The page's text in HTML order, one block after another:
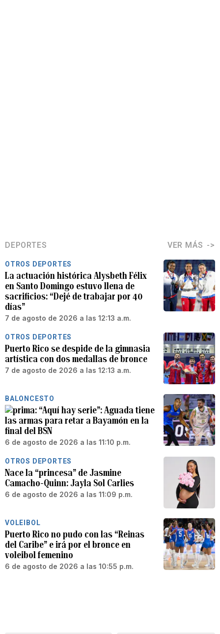
DEPORTES VER MÁS
OTROS DEPORTES
La actuación histórica Alysbeth Félix
en Santo Domingo estuvo llena de
sacrificios: “Dejé de trabajar por 40
días”
7 de agosto de 2026 a las 12:13 a.m.
OTROS DEPORTES
Puerto Rico se despide de la gimnasia
artística con dos medallas de bronce
7 de agosto de 2026 a las 12:13 a.m.
BALONCESTO
“Aquí hay serie”: Aguada tiene
las armas para retar a Bayamón en la
final del BSN
6 de agosto de 2026 a las 11:10 p.m.
OTROS DEPORTES
Nace la “princesa” de Jasmine
Camacho-Quinn: Jayla Sol Carlies
6 de agosto de 2026 a las 11:09 p.m.
VOLEIBOL
Puerto Rico no pudo con las “Reinas
del Caribe” e irá por el bronce en
voleibol femenino
6 de agosto de 2026 a las 10:55 p.m.